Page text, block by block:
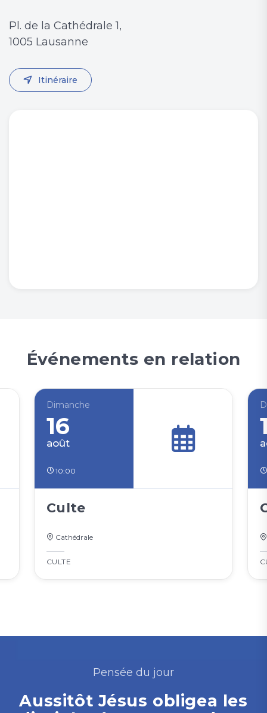
Pl. de la Cathédrale 1,
1005 Lausanne
Itinéraire
Événements en relation
Dimanche
16
août
10:00
Culte
Cathédrale
CULTE
Pensée du jour
Aussitôt Jésus obligea les